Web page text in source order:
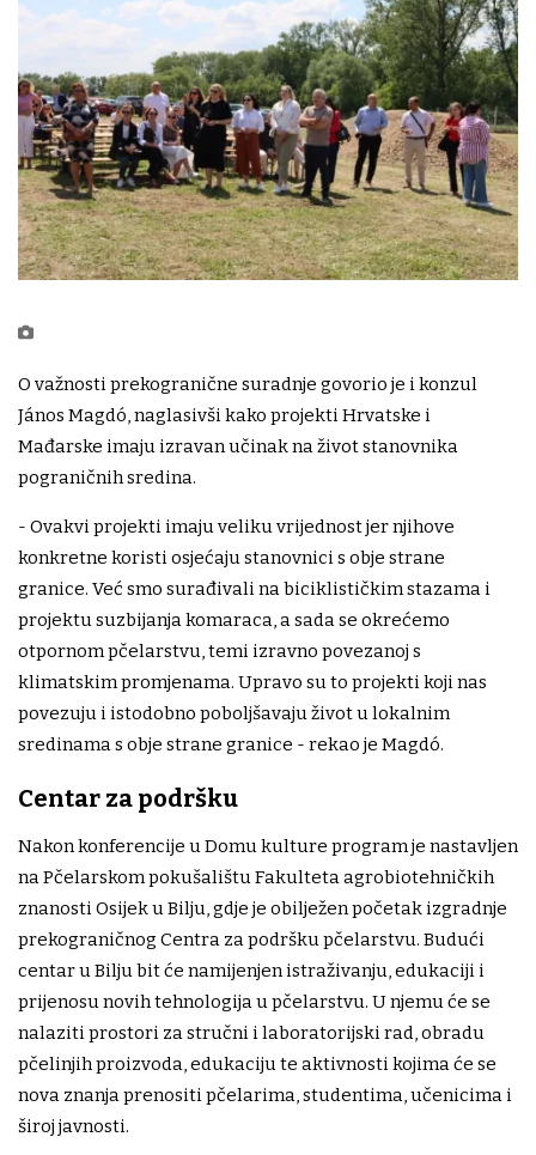
O važnosti prekogranične suradnje govorio je i konzul
János Magdó, naglasivši kako projekti Hrvatske i
Mađarske imaju izravan učinak na život stanovnika
pograničnih sredina.
- Ovakvi projekti imaju veliku vrijednost jer njihove
konkretne koristi osjećaju stanovnici s obje strane
granice. Već smo surađivali na biciklističkim stazama i
projektu suzbijanja komaraca, a sada se okrećemo
otpornom pčelarstvu, temi izravno povezanoj s
klimatskim promjenama. Upravo su to projekti koji nas
povezuju i istodobno poboljšavaju život u lokalnim
sredinama s obje strane granice - rekao je Magdó.
Centar za podršku
Nakon konferencije u Domu kulture program je nastavljen
na Pčelarskom pokušalištu Fakulteta agrobiotehničkih
znanosti Osijek u Bilju, gdje je obilježen početak izgradnje
prekograničnog Centra za podršku pčelarstvu. Budući
centar u Bilju bit će namijenjen istraživanju, edukaciji i
prijenosu novih tehnologija u pčelarstvu. U njemu će se
nalaziti prostori za stručni i laboratorijski rad, obradu
pčelinjih proizvoda, edukaciju te aktivnosti kojima će se
nova znanja prenositi pčelarima, studentima, učenicima i
široj javnosti.